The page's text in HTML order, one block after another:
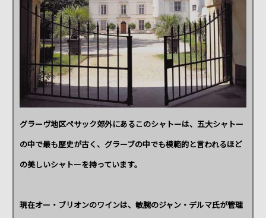
グラーヴ地区ペサック郊外にあるこのシャトーは、五大シャトー
の中で最も歴史が古く、グラーブの中でも模範的と言われるほど
の美しいシャトーを持っています。
現在オー・ブリオンのワインは、敏腕のジャン・デルマ氏が管理